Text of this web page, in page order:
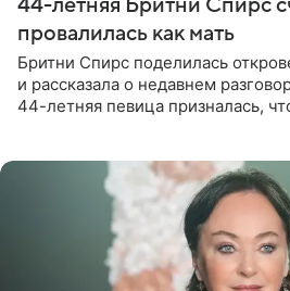
44-летняя Бритни Спирс
провалилась как мать
Бритни Спирс поделилась
и рассказала о недавнем
44-летняя певица призналась,